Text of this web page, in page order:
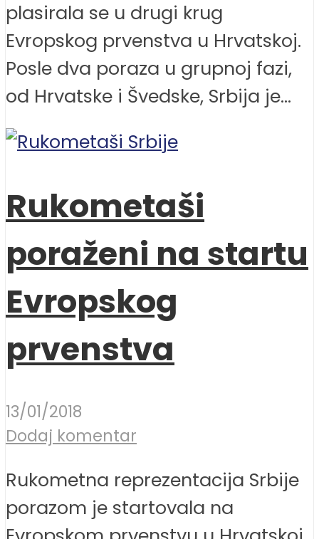
plasirala se u drugi krug
Evropskog prvenstva u Hrvatskoj.
Posle dva poraza u grupnoj fazi,
od Hrvatske i Švedske, Srbija je...
Rukometaši
poraženi na startu
Evropskog
prvenstva
13/01/2018
Dodaj komentar
Rukometna reprezentacija Srbije
porazom je startovala na